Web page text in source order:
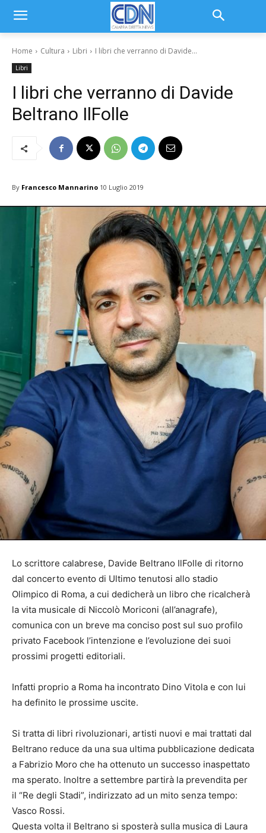
Home Cultura Libri I libri che verranno di Davide...
Libri
I libri che verranno di Davide
Beltrano IlFolle
By Francesco Mannarino 10 Luglio 2019
Lo scrittore calabrese, Davide Beltrano IlFolle di ritorno
dal concerto evento di Ultimo tenutosi allo stadio
Olimpico di Roma, a cui dedicherà un libro che ricalcherà
la vita musicale di Niccolò Moriconi (all’anagrafe),
comunica con un breve ma conciso post sul suo profilo
privato Facebook l’intenzione e l’evoluzione dei suoi
prossimi progetti editoriali.
Infatti proprio a Roma ha incontrato Dino Vitola e con lui
ha definito le prossime uscite.
Si tratta di libri rivoluzionari, artisti nuovi e mai trattati dal
Beltrano reduce da una sua ultima pubblicazione dedicata
a Fabrizio Moro che ha ottenuto un successo inaspettato
ma sperato. Inoltre a settembre partirà​ la prevendita per
il “Re degli Stadi”,​ indirizzato ad un mito senza tempo:
Vasco Rossi.
Questa volta il Beltrano si sposterà sulla musica di Laura